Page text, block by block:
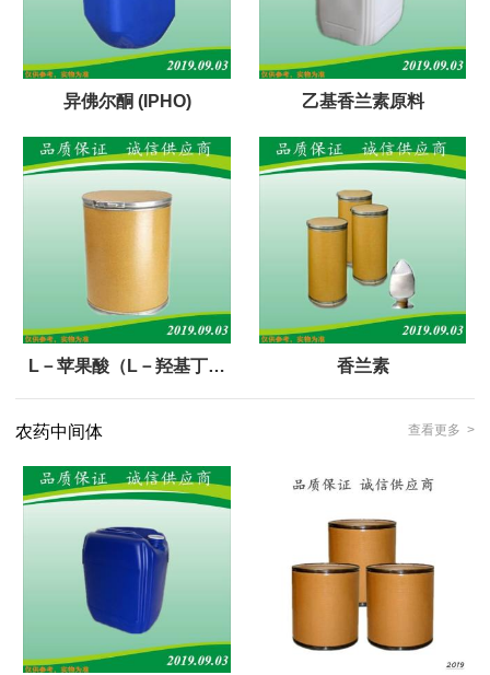
异佛尔酮 (IPHO) 乙基香兰素原料
L－苹果酸（L－羟基丁二 香兰素
农药中间体 查看更多 >